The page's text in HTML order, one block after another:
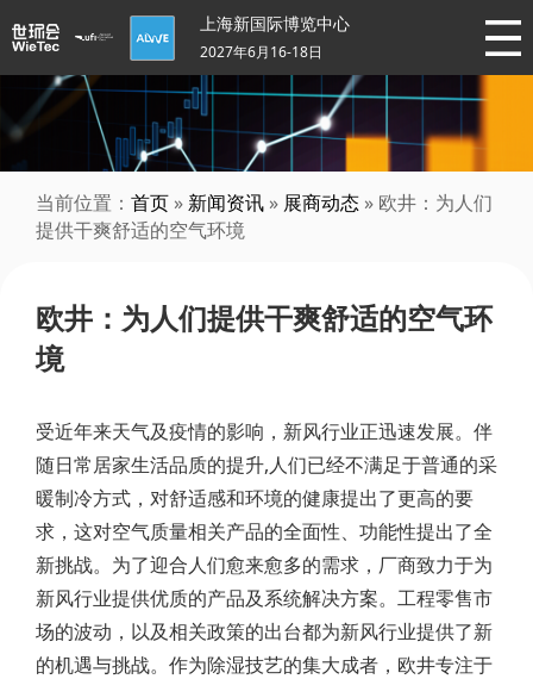
上海新国际博览中心
2027年6月16-18日
当前位置： 首页 » 新闻资讯 » 展商动态 » 欧井：为人们
提供干爽舒适的空气环境
欧井：为人们提供干爽舒适的空气环
境
受近年来天气及疫情的影响，新风行业正迅速发展。伴
随日常居家生活品质的提升,人们已经不满足于普通的采
暖制冷方式，对舒适感和环境的健康提出了更高的要
求，这对空气质量相关产品的全面性、功能性提出了全
新挑战。为了迎合人们愈来愈多的需求，厂商致力于为
新风行业提供优质的产品及系统解决方案。工程零售市
场的波动，以及相关政策的出台都为新风行业提供了新
的机遇与挑战。作为除湿技艺的集大成者，欧井专注于